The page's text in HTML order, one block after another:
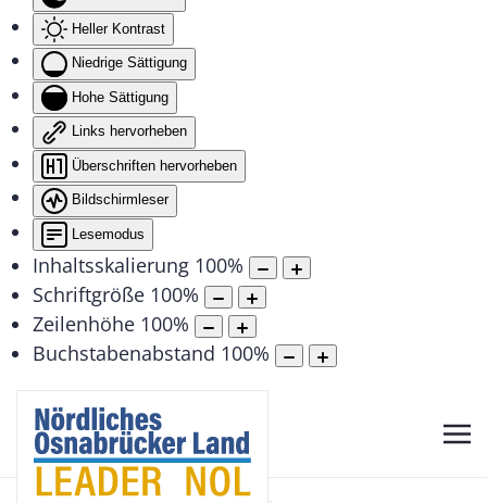
Heller Kontrast
Niedrige Sättigung
Hohe Sättigung
Links hervorheben
Überschriften hervorheben
Bildschirmleser
Lesemodus
Inhaltsskalierung 100%
Schriftgröße 100%
Zeilenhöhe 100%
Buchstabenabstand 100%